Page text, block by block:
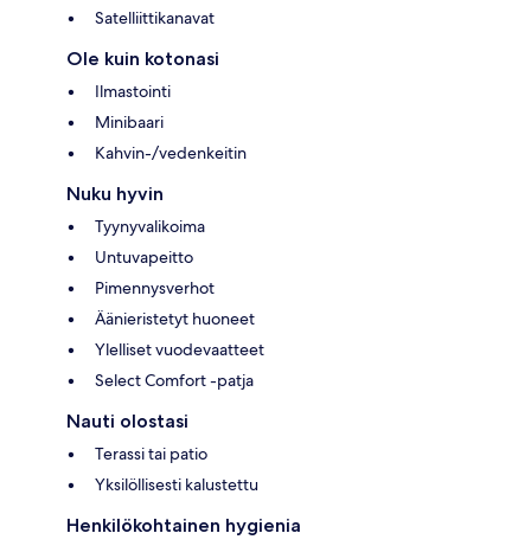
Satelliittikanavat
Ole kuin kotonasi
Ilmastointi
Minibaari
Kahvin-/vedenkeitin
Nuku hyvin
Tyynyvalikoima
Untuvapeitto
Pimennysverhot
Äänieristetyt huoneet
Ylelliset vuodevaatteet
Select Comfort -patja
Nauti olostasi
Terassi tai patio
Yksilöllisesti kalustettu
Henkilökohtainen hygienia